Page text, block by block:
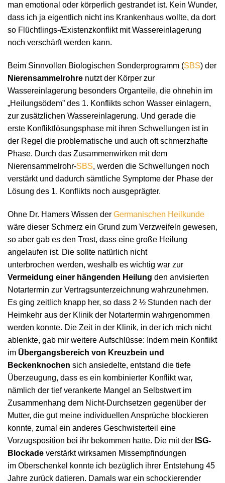
man emotional oder körperlich gestrandet ist. Kein Wunder,
dass ich ja eigentlich nicht ins Krankenhaus wollte, da dort
so Flüchtlings-/Existenzkonflikt mit Wassereinlagerung
noch verschärft werden kann.
Beim Sinnvollen Biologischen Sonderprogramm (SBS) der
Nierensammelrohre nutzt der Körper zur
Wassereinlagerung besonders Organteile, die ohnehin im
„Heilungsödem” des 1. Konflikts schon Wasser einlagern,
zur zusätzlichen Wassereinlagerung. Und gerade die
erste Konfliktlösungsphase mit ihren Schwellungen ist in
der Regel die problematische und auch oft schmerzhafte
Phase. Durch das Zusammenwirken mit dem
Nierensammelrohr-SBS, werden die Schwellungen noch
verstärkt und dadurch sämtliche Symptome der Phase der
Lösung des 1. Konflikts noch ausgeprägter.
Ohne Dr. Hamers Wissen der Germanischen Heilkunde
wäre dieser Schmerz ein Grund zum Verzweifeln gewesen,
so aber gab es den Trost, dass eine große Heilung
angelaufen ist. Die sollte natürlich nicht
unterbrochen werden, weshalb es wichtig war zur
Vermeidung einer hängenden Heilung den anvisierten
Notartermin zur Vertragsunterzeichnung wahrzunehmen.
Es ging zeitlich knapp her, so dass 2 ½ Stunden nach der
Heimkehr aus der Klinik der Notartermin wahrgenommen
werden konnte. Die Zeit in der Klinik, in der ich mich nicht
ablenkte, gab mir weitere Aufschlüsse: Indem mein Konflikt
im Übergangsbereich von Kreuzbein und
Beckenknochen sich ansiedelte, entstand die tiefe
Überzeugung, dass es ein kombinierter Konflikt war,
nämlich der tief verankerte Mangel an Selbstwert im
Zusammenhang dem Nicht-Durchsetzen gegenüber der
Mutter, die gut meine individuellen Ansprüche blockieren
konnte, zumal ein anderes Geschwisterteil eine
Vorzugsposition bei ihr bekommen hatte. Die mit der ISG-
Blockade verstärkt wirksamen Missempfindungen
im Oberschenkel konnte ich bezüglich ihrer Entstehung 45
Jahre zurück datieren. Damals war ein schockierender